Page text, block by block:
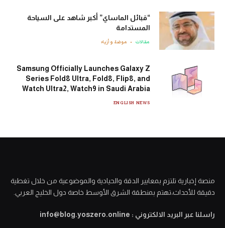
“قبائل الماساي” أكبر شاهد على السياحة
المستدامة
مقالات موضة وأزياء
Samsung Officially Launches Galaxy Z
Series Fold8 Ultra, Fold8, Flip8, and
Watch Ultra2, Watch9 in Saudi Arabia
ENGLISH NEWS
منصة إخبارية تلتزم بمعايير الدقة والحيادية والموضوعية من خلال تغطية
دقيقة للأحداث،تهتم بمنطقة الشرق الأوسط خاصة دول الخليج العربي.
راسلنا عبر البريد الالكتروني : info@blog.yoszero.online